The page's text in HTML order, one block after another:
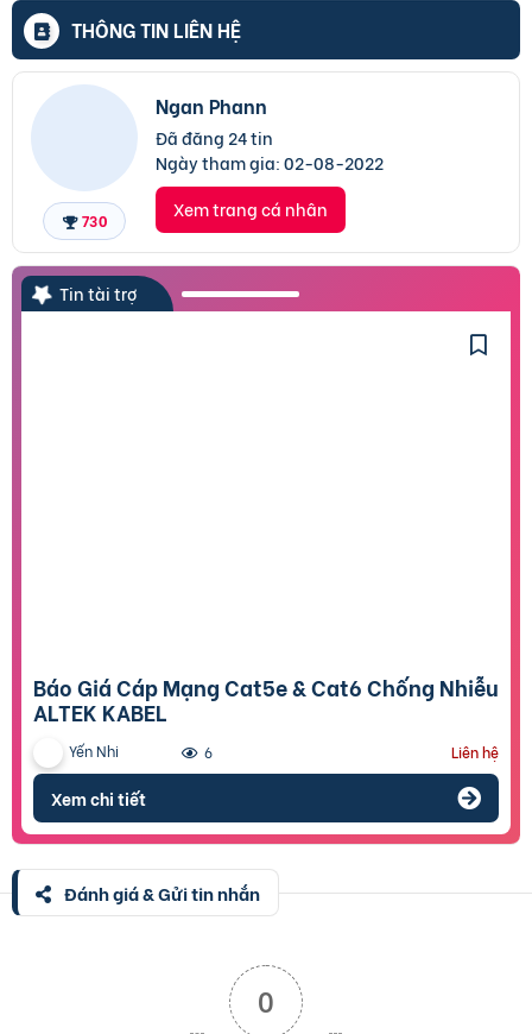
THÔNG TIN LIÊN HỆ
730
Ngan Phann
Đã đăng 24 tin
Ngày tham gia:02-08-2022
Xem trang cá nhân
Tin tài trợ
Báo Giá Cáp Mạng Cat5e & Cat6 Chống Nhiễu
ALTEK KABEL
Yến Nhi 6 Liên hệ
Xem chi tiết
Đánh giá & Gửi tin nhắn
0